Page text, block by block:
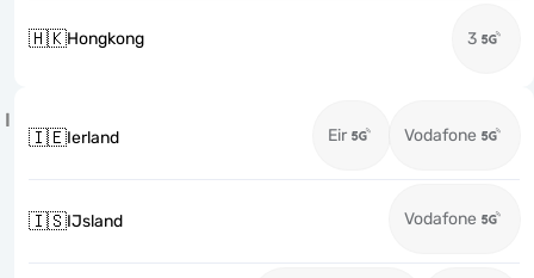
🇭🇰Hongkong 3
I
🇮🇪Ierland Eir Vodafone
🇮🇸IJsland Vodafone